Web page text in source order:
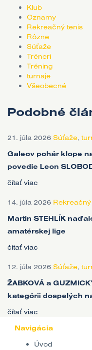
Klub
Oznamy
Rekreačný tenis
Rôzne
Súťaže
Tréneri
Tréning
turnaje
Všeobecné
Podobné
21. júla 2026 Súťaže,
Galeov pohár klope
povedie Leon
čítať viac
14. júla 2026
Martin STEHLÍK
amatérskej lige
čítať viac
12. júla 2026 Súťaže,
ŽABKOVÁ a
kategórii dospelých
čítať viac
Navigácia
Úvod